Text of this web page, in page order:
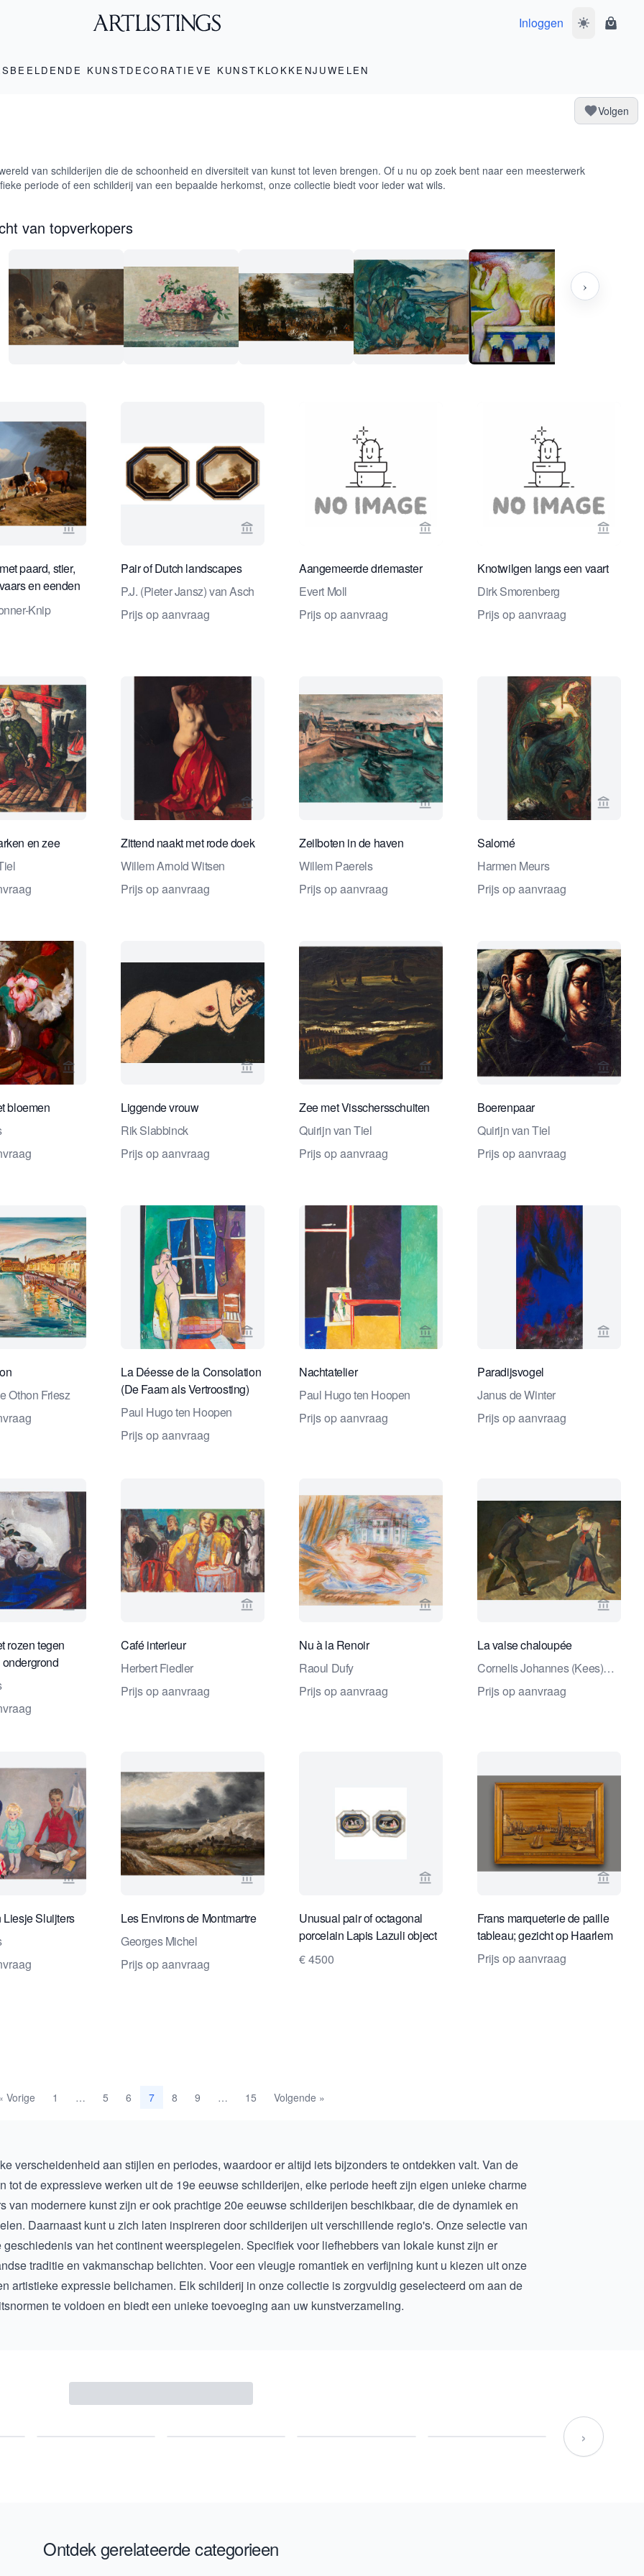
Inloggen Wissel
BEELDENDE KUNSTDECORATIEVE KUNST KLOKKENJUWELEN
Volgen
van schilderijen die de schoonheid en diversiteit van kunst tot leven brengen. Of u nu op zoek bent naar een meesterwerk
periode of een schilderij van een bepaalde herkomst, onze collectie biedt voor ieder wat wils.
van topverkopers
›
Bekijk verkoperspagina van Daatselaar Fine Art & Antiques
paard, stier,
en eenden
Knip
Bekijk verkoperspagina van Daatselaar Fine Art & Antiques
Pair of Dutch landscapes
P.J. (Pieter Jansz) van Asch
Prijs op aanvraag
Bekijk verkoperspagina van Studio 2000
Aangemeerde driemaster
Evert Moll
Prijs op aanvraag
Bekijk
Knotwilgen langs een vaart
Dirk Smorenberg
Prijs op aanvraag
Bekijk verkoperspagina van Studio 2000 Kunsthandel
en zee
Bekijk verkoperspagina van Studio 2000 Kunsthandel
Zittend naakt met rode doek
Willem Arnold Witsen
Prijs op aanvraag
Bekijk verkoperspagina van Studio 2000
Zeilboten in de haven
Willem Paerels
Prijs op aanvraag
Bekijk
Salomé
Harmen Meurs
Prijs op aanvraag
Bekijk verkoperspagina van Studio 2000 Kunsthandel
bloemen
Bekijk verkoperspagina van Studio 2000 Kunsthandel
Liggende vrouw
Rik Slabbinck
Prijs op aanvraag
Bekijk verkoperspagina van Studio 2000
Zee met Visschersschuiten
Quirijn van Tiel
Prijs op aanvraag
Bekijk
Boerenpaar
Quirijn van Tiel
Prijs op aanvraag
Bekijk verkoperspagina van Studio 2000 Kunsthandel
Othon Friesz
Bekijk verkoperspagina van Studio 2000 Kunsthandel
La Déesse de la Consolation
(De Faam als Vertroosting)
Paul Hugo ten Hoopen
Prijs op aanvraag
Bekijk verkoperspagina van Studio 2000
Nachtatelier
Paul Hugo ten Hoopen
Prijs op aanvraag
Bekijk
Paradijsvogel
Janus de Winter
Prijs op aanvraag
Bekijk verkoperspagina van Studio 2000 Kunsthandel
rozen tegen
Bekijk verkoperspagina van Studio 2000 Kunsthandel
Café interieur
Herbert Fiedler
Prijs op aanvraag
Bekijk verkoperspagina van Studio 2000
Nu à la Renoir
Raoul Dufy
Prijs op aanvraag
Bekijk
La valse chaloupée
Cornelis Johannes (Kees)
Maks
Prijs op aanvraag
Bekijk verkoperspagina van Studio 2000 Kunsthandel
Liesje Sluijters
Bekijk verkoperspagina van Daatselaar Fine Art & Antiques
Les Environs de Montmartre
Georges Michel
Prijs op aanvraag
Bekijk verkoperspagina van Toebosch
Unusual pair of octagonal
porcelain Lapis Lazuli object
art, circa 1830
€ 4500
Bekijk
Frans marqueterie de paille
tableau; gezicht op Haarlem
Prijs op aanvraag
Vorige 1 … 5 6 7 8 9 … 15 Volgende »
verscheidenheid aan stijlen en periodes, waardoor er altijd iets bijzonders te ontdekken valt. Van de
tot de expressieve werken uit de 19e eeuwse schilderijen, elke periode heeft zijn eigen unieke charme
van modernere kunst zijn er ook prachtige20e eeuwse schilderijen beschikbaar, die de dynamiek en
Daarnaast kunt u zich laten inspireren door schilderijen uit verschillende regio's. Onze selectie van
van het continent weerspiegelen. Specifiek voor liefhebbers van lokale kunst zijn er
traditie en vakmanschap belichten. Voor een vleugje romantiek en verfijning kunt u kiezen uit onze
artistieke expressie belichamen. Elk schilderij in onze collectie is zorgvuldig geselecteerd om aan de
te voldoen en biedt een unieke toevoeging aan uw kunstverzameling.
›
Ontdek gerelateerde categorieen